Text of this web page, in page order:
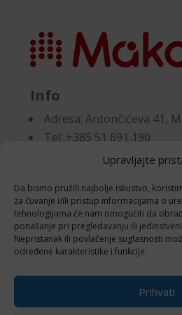
Upravljajte
Da bismo pružili najbolje iskustvo,
za čuvanje i/ili pristup informacijama o
tehnologijama će nam omogućiti da
ponašanje pri pregledavanju ili
Nepristanak ili povlačenje suglasnosti
određene karakteristike i funkcije.
Prihvati
Info
Adresa:Antončićeva 41,
Tel: +385 51 691 190
Dokumenti
Pravila privatnosti
Politika kolačića (EU)